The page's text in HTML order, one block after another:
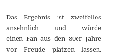
Das Ergebnis ist zweifellos
ansehnlich und würde
einen Fan aus den 80er Jahre
vor Freude platzen lassen.